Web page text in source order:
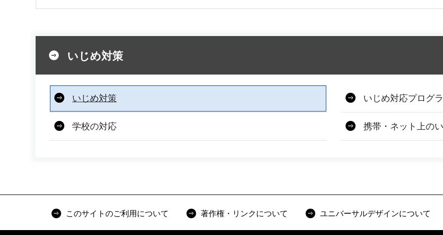
いじめ対策
いじめ対策 いじめ対応プログ
学校の対応 携帯・ネット上の
このサイトのご利用について 著作権・リンクについて ユニバーサルデザインについて